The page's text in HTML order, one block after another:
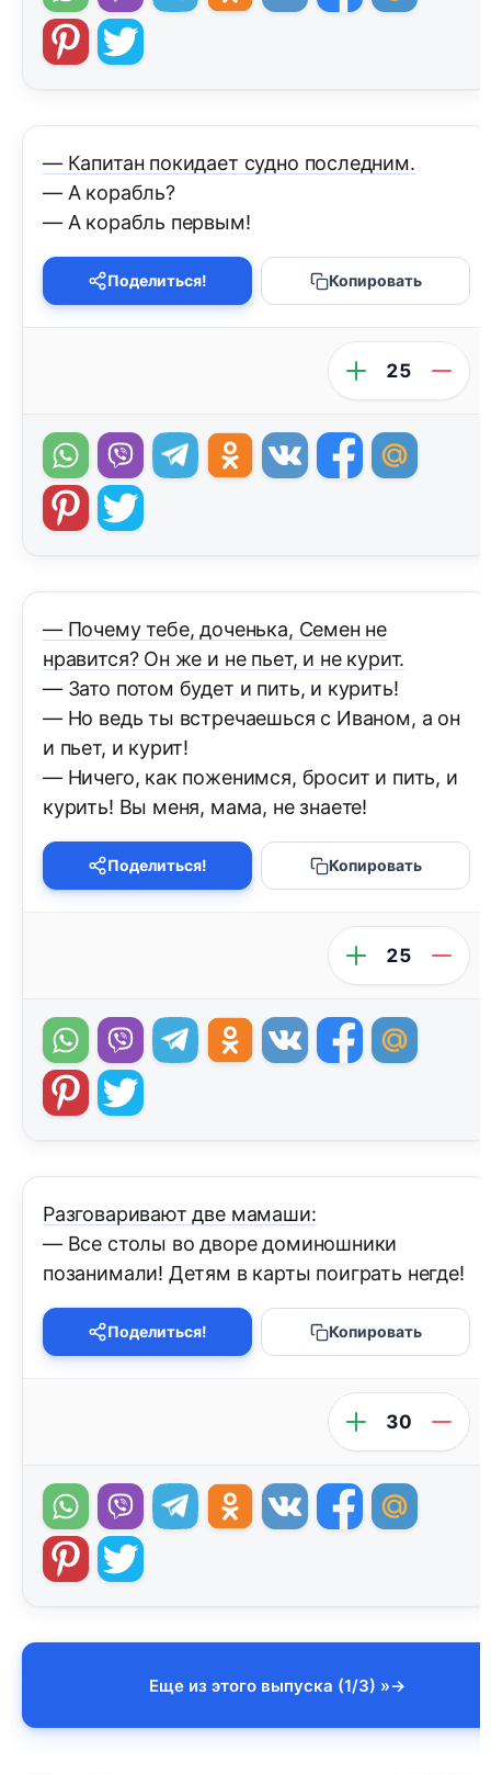
— Капитан покидает судно последним.
— А корабль?
— А корабль первым!
Поделиться! Копировать
25
— Почему тебе, доченька, Семен не
нравится? Он же и не пьет, и не курит.
— Зато потом будет и пить, и курить!
— Но ведь ты встречаешься с Иваном, а он
и пьет, и курит!
— Ничего, как поженимся, бросит и пить, и
курить! Вы меня, мама, не знаете!
Поделиться! Копировать
25
Разговаривают две мамаши:
— Все столы во дворе доминошники
позанимали! Детям в карты поиграть негде!
Поделиться! Копировать
30
Еще из этого выпуска (1/3) »